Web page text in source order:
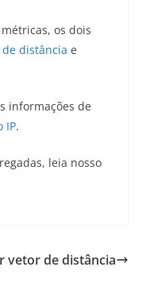
os dois
distância e
informações de
IP.
leia nosso
vetor de distância